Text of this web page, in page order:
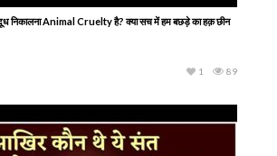
निकालना Animal Cruelty है? क्या सच में हम बछड़े का हक़ छीन
89
1